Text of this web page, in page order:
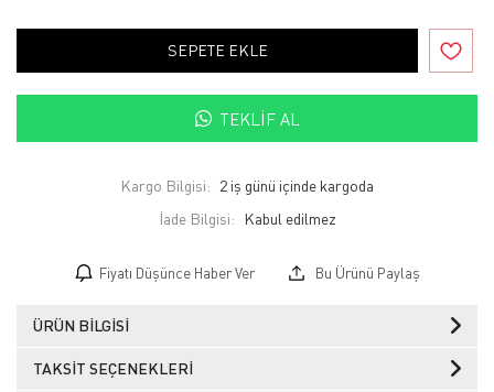
SEPETE EKLE
TEKLIF AL
Kargo Bilgisi: 2 iş günü içinde kargoda
İade Bilgisi:
Fiyatı Düşünce Haber Ver Bu Ürünü Paylaş
ÜRÜN BILGISI
TAKSIT SEÇENEKLERI